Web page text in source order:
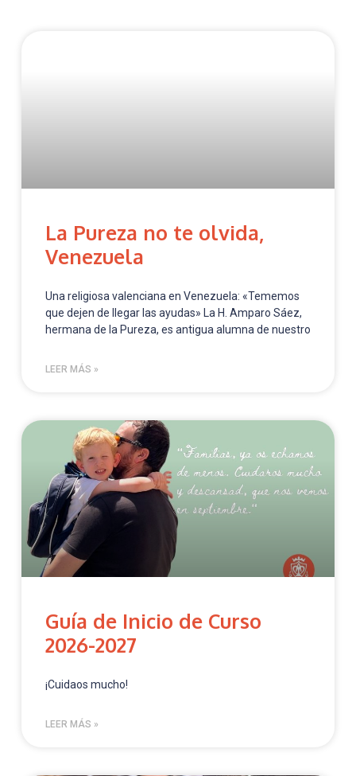
La Pureza no te olvida,
Venezuela
Una religiosa valenciana en Venezuela: «Tememos
que dejen de llegar las ayudas» La H. Amparo Sáez,
hermana de la Pureza, es antigua alumna de nuestro
LEER MÁS »
Guía de Inicio de Curso
2026-2027
¡Cuidaos mucho!
LEER MÁS »